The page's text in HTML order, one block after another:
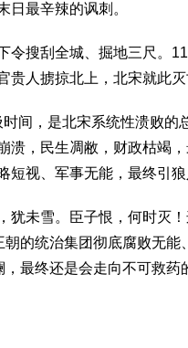
日最辛辣的讽刺。
令搜刮全城、掘地三尺。
人掳掠北上，北宋就此灭
间，是北宋系统性溃败的
溃，民生凋敝，财政枯竭
短视、军事无能，最终引狼
未雪。臣子恨，何时灭！
朝的统治集团彻底腐败无
，最终还是会走向不可救